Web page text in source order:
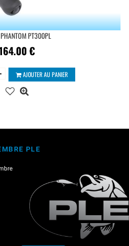
PT300PL
€
AJOUTER AU PANIER
PLE